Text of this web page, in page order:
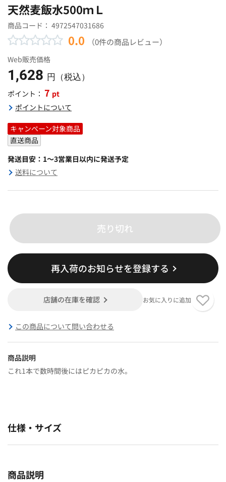
天然麦飯水500ｍＬ
商品コード： 4972547031686
0.0 （0件の商品レビュー）
Web販売価格
1,628 円（税込）
ポイント： 7 pt
ポイントについて
キャンペーン対象商品
直送商品
発送目安：1～3営業日以内に発送予定
送料について
売り切れ
再入荷のお知らせを登録する
店舗の在庫を確認 お気に入りに追加
この商品について問い合わせる
商品説明
これ1本で数時間後にはピカピカの水。
仕様・サイズ
商品説明